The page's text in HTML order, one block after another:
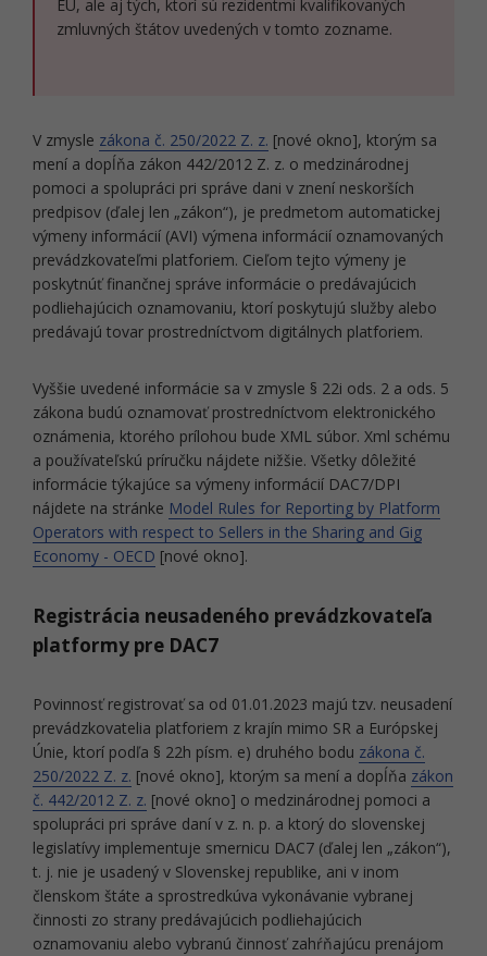
EÚ, ale aj tých, ktorí sú rezidentmi kvalifikovaných
zmluvných štátov uvedených v tomto zozname.
V zmysle zákona č. 250/2022 Z. z. [nové okno], ktorým sa
mení a dopĺňa zákon 442/2012 Z. z. o medzinárodnej
pomoci a spolupráci pri správe dani v znení neskorších
predpisov (ďalej len „zákon“), je predmetom automatickej
výmeny informácií (AVI) výmena informácií oznamovaných
prevádzkovateľmi platforiem. Cieľom tejto výmeny je
poskytnúť finančnej správe informácie o predávajúcich
podliehajúcich oznamovaniu, ktorí poskytujú služby alebo
predávajú tovar prostredníctvom digitálnych platforiem.
Vyššie uvedené informácie sa v zmysle § 22i ods. 2 a ods. 5
zákona budú oznamovať prostredníctvom elektronického
oznámenia, ktorého prílohou bude XML súbor. Xml schému
a používateľskú príručku nájdete nižšie. Všetky dôležité
informácie týkajúce sa výmeny informácií DAC7/DPI
nájdete na stránke Model Rules for Reporting by Platform
Operators with respect to Sellers in the Sharing and Gig
Economy - OECD [nové okno].
Registrácia neusadeného prevádzkovateľa
platformy pre DAC7
Povinnosť registrovať sa od 01.01.2023 majú tzv. neusadení
prevádzkovatelia platforiem z krajín mimo SR a Európskej
Únie, ktorí podľa § 22h písm. e) druhého bodu zákona č.
250/2022 Z. z. [nové okno], ktorým sa mení a dopĺňa zákon
č. 442/2012 Z. z. [nové okno] o medzinárodnej pomoci a
spolupráci pri správe daní v z. n. p. a ktorý do slovenskej
legislatívy implementuje smernicu DAC7 (ďalej len „zákon“),
t. j. nie je usadený v Slovenskej republike, ani v inom
členskom štáte a sprostredkúva vykonávanie vybranej
činnosti zo strany predávajúcich podliehajúcich
oznamovaniu alebo vybranú činnosť zahŕňajúcu prenájom